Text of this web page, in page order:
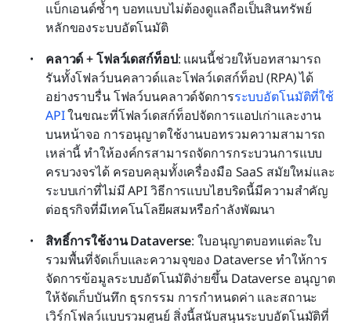
แบ็กเอนด์ซ้ำๆ บอทแบบไม่ต้องดูแลถือเป็นสินทรัพย์
หลักของระบบอัตโนมัติ
คลาวด์ + โฟลว์เดสก์ท็อป: แผนนี้ช่วยให้บอทสามารถ
รันทั้งโฟลว์บนคลาวด์และโฟลว์เดสก์ท็อป (RPA) ได้
อย่างราบรื่น โฟลว์บนคลาวด์จัดการระบบอัตโนมัติที่ใช้
API ในขณะที่โฟลว์เดสก์ท็อปจัดการแอปเก่าและงาน
บนหน้าจอ การอนุญาตใช้งานบอทรวมความสามารถ
เหล่านี้ ทำให้องค์กรสามารถจัดการกระบวนการแบบ
ครบวงจรได้ ครอบคลุมทั้งเครื่องมือ SaaS สมัยใหม่และ
ระบบเก่าที่ไม่มี API วิธีการแบบไฮบริดนี้มีความสำคัญ
ต่อธุรกิจที่มีเทคโนโลยีผสมหรือกำลังพัฒนา
สิทธิ์การใช้งาน Dataverse: ใบอนุญาตบอทแต่ละใบ
รวมพื้นที่จัดเก็บและความจุของ Dataverse ทำให้การ
จัดการข้อมูลระบบอัตโนมัติง่ายขึ้น Dataverse อนุญาต
ให้จัดเก็บบันทึก ธุรกรรม การกำหนดค่า และสถานะ
เวิร์กโฟลว์แบบรวมศูนย์ สิ่งนี้สนับสนุนระบบอัตโนมัติที่